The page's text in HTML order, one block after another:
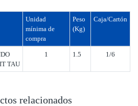
Unidad
mínima de
compra
Peso
(Kg)
Caja/Cartón
TAU
1 1.5 1/6
relacionados